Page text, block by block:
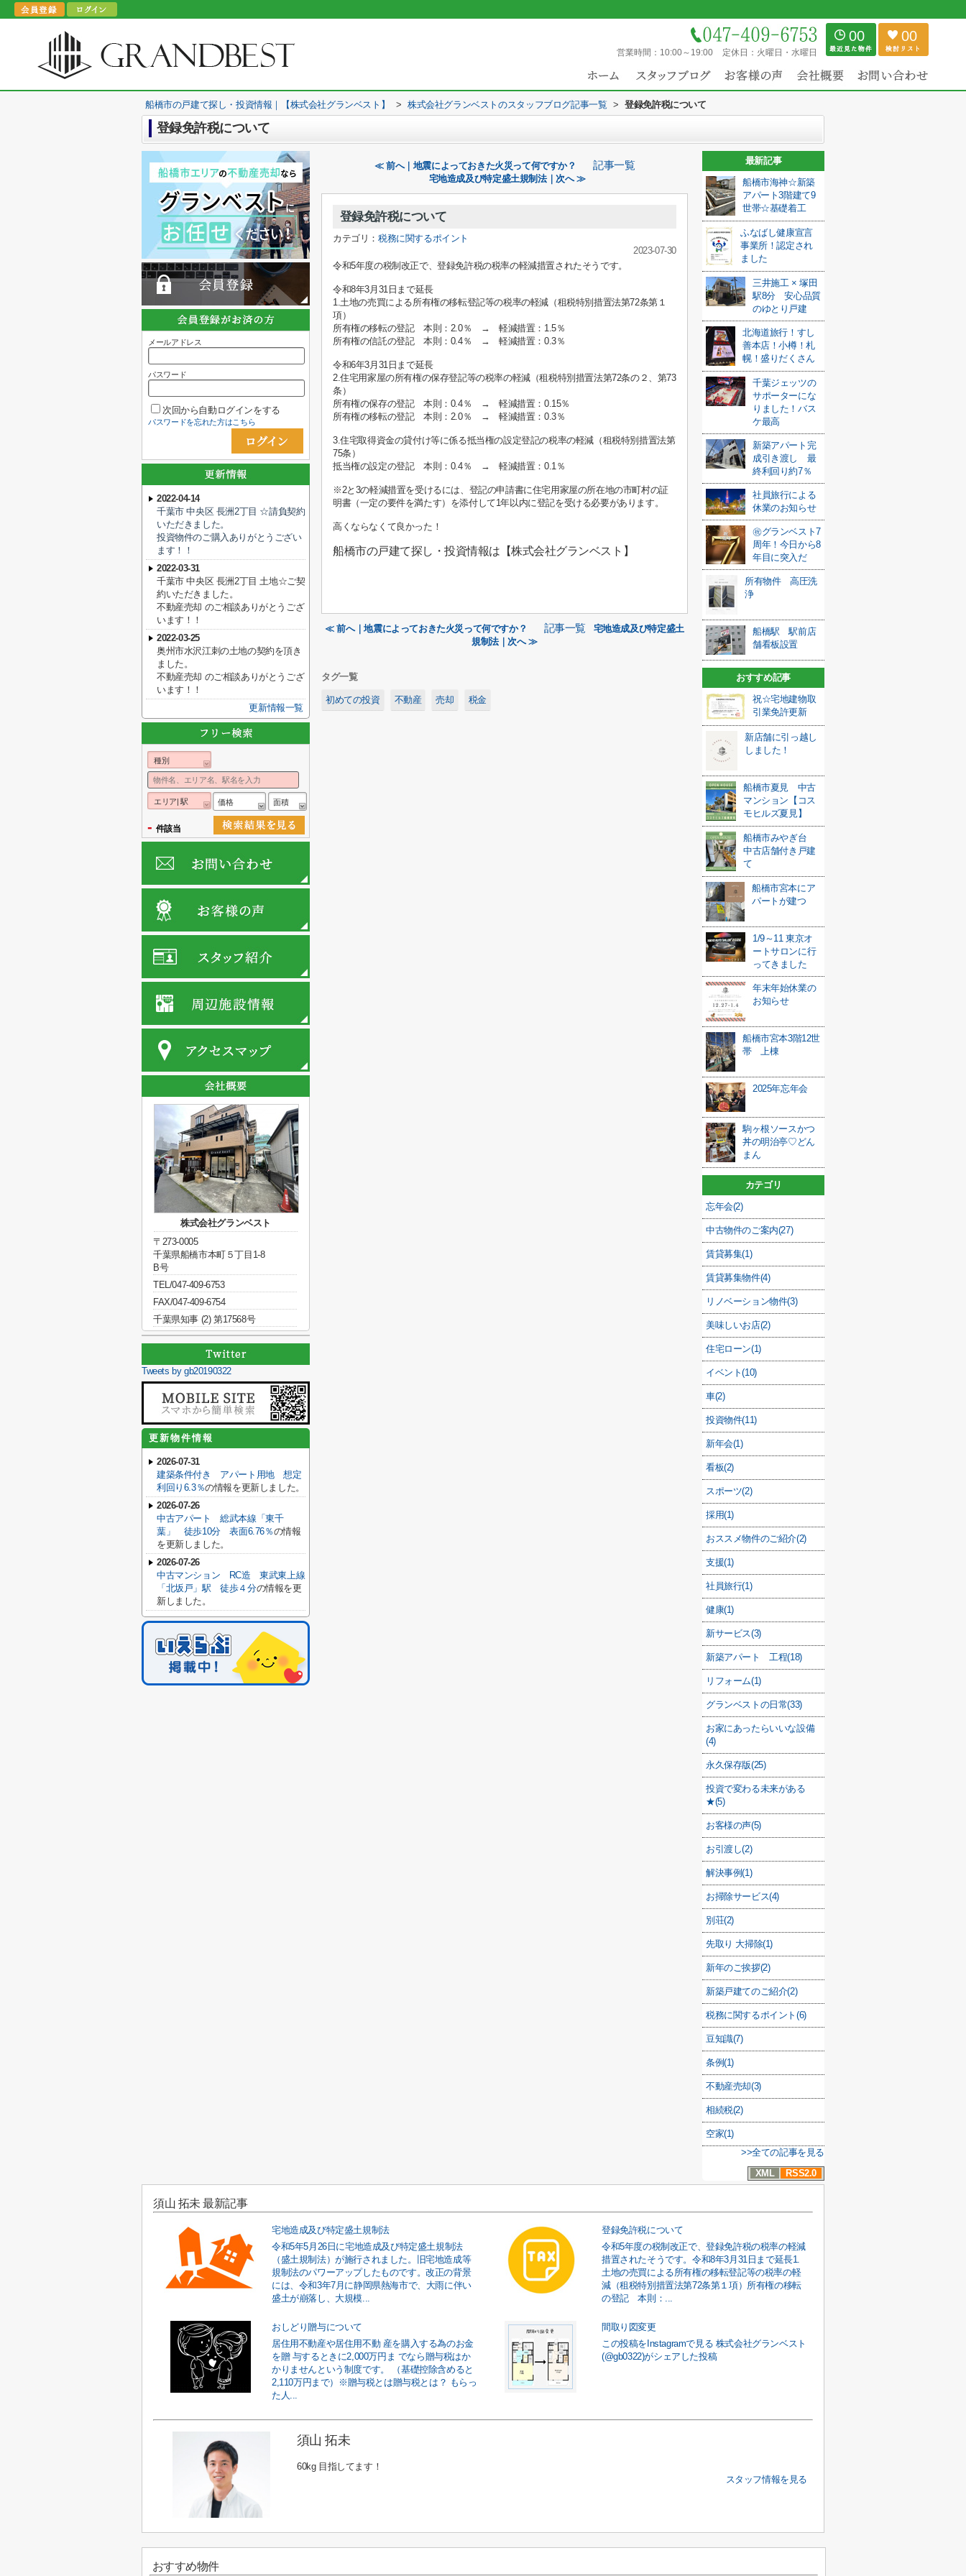
営業時間： 10:00～19:00 定休日： 火曜日・水曜日
00 00
船橋市の戸建て探し・投資情報｜【株式会社グランベスト】 > 株式会社グランベストのスタッフブログ記事一覧 > 登録免許税について
登録免許税について
≪ 前へ｜地震によっておきた火災って何ですか？ 記事一覧
宅地造成及び特定盛土規制法｜次へ ≫
登録免許税について
カテゴリ：税務に関するポイント
2023-07-30
令和5年度の税制改正で、登録免許税の税率の軽減措置されたそうです。
令和8年3月31日まで延長
1.土地の売買による所有権の移転登記等の税率の軽減（租税特別措置法第72条第１
項）
所有権の移転の登記 本則：2.0％ → 軽減措置：1.5％
所有権の信託の登記 本則：0.4％ → 軽減措置：0.3％
令和6年3月31日まで延長
2.住宅用家屋の所有権の保存登記等の税率の軽減（租税特別措置法第72条の２、第73
条）
所有権の保存の登記 本則：0.4％ → 軽減措置：0.15％
所有権の移転の登記 本則：2.0％ → 軽減措置：0.3％
3.住宅取得資金の貸付け等に係る抵当権の設定登記の税率の軽減（租税特別措置法第
75条）
抵当権の設定の登記 本則：0.4％ → 軽減措置：0.1％
※2と3の軽減措置を受けるには、登記の申請書に住宅用家屋の所在地の市町村の証
明書（一定の要件を満たす）を添付して1年以内に登記を受ける必要があります。
高くならなくて良かった！
船橋市の戸建て探し・投資情報は【株式会社グランベスト】
≪ 前へ｜地震によっておきた火災って何ですか？ 記事一覧
宅地造成及び特定盛土
規制法｜次へ ≫
タグ一覧
初めての投資 不動産 売却 税金
最新記事
船橋市海神☆新築
アパート3階建て9
世帯☆基礎着工
ふなばし健康宣言
事業所！認定され
ました
三井施工 × 塚田
駅8分 安心品質
のゆとり戸建
北海道旅行！すし
善本店！小樽！札
幌！盛りだくさん
千葉ジェッツの
サポーターにな
りました！バス
ケ最高
新築アパート完
成引き渡し 最
終利回り約7％
社員旅行による
休業のお知らせ
㊗️グランベスト7
周年！今日から8
年目に突入だ
所有物件 高圧洗
浄
船橋駅 駅前店
舗看板設置
おすすめ記事
祝☆宅地建物取
引業免許更新
新店舗に引っ越し
しました！
船橋市夏見 中古
マンション【コス
モヒルズ夏見】
船橋市みやぎ台
中古店舗付き戸建
て
船橋市宮本にア
パートが建つ
1/9～11 東京オ
ートサロンに行
ってきました
年末年始休業の
お知らせ
船橋市宮本3階12世
帯 上棟
2025年忘年会
駒ヶ根ソースかつ
丼の明治亭♡どん
まん
カテゴリ
忘年会(2)
中古物件のご案内(27)
賃貸募集(1)
賃貸募集物件(4)
リノベーション物件(3)
美味しいお店(2)
住宅ローン(1)
イベント(10)
車(2)
投資物件(11)
新年会(1)
看板(2)
スポーツ(2)
採用(1)
おススメ物件のご紹介(2)
支援(1)
社員旅行(1)
健康(1)
新サービス(3)
新築アパート 工程(18)
リフォーム(1)
グランベストの日常(33)
お家にあったらいいな設備
(4)
永久保存版(25)
投資で変わる未来がある
★(5)
お客様の声(5)
お引渡し(2)
解決事例(1)
お掃除サービス(4)
別荘(2)
先取り 大掃除(1)
新年のご挨拶(2)
新築戸建てのご紹介(2)
税務に関するポイント(6)
豆知識(7)
条例(1)
不動産売却(3)
相続税(2)
空家(1)
>>全ての記事を見る
XML
RSS2.0
メールアドレス
パスワード
次回から自動ログインをする
パスワードを忘れた方はこちら
2022-04-14
千葉市 中央区 長洲2丁目 ☆請負契約
いただきました。
投資物件のご購入ありがとうござい
ます！！
2022-03-31
千葉市 中央区 長洲2丁目 土地☆ご契
約いただきました。
不動産売却 のご相談ありがとうござ
います！！
2022-03-25
奥州市水沢江刺の土地の契約を頂き
ました。
不動産売却 のご相談ありがとうござ
います！！
更新情報一覧
種別
エリア| 駅 価格 面積
- 件該当
株式会社グランベスト
〒273-0005
千葉県船橋市本町５丁目1-8
B号
TEL/047-409-6753
FAX/047-409-6754
千葉県知事 (2) 第17568号
Tweets by gb20190322
更新物件情報
2026-07-31
建築条件付き アパート用地 想定
利回り6.3％の情報を更新しました。
2026-07-26
中古アパート 総武本線「東千
葉」 徒歩10分 表面6.76％の情報
を更新しました。
2026-07-26
中古マンション RC造 東武東上線
「北坂戸」駅 徒歩４分の情報を更
新しました。
須山 拓未 最新記事
宅地造成及び特定盛土規制法
令和5年5月26日に宅地造成及び特定盛土規制法
（盛土規制法）が施行されました。旧宅地造成等
規制法のパワーアップしたものです。改正の背景
には、令和3年7月に静岡県熱海市で、大雨に伴い
盛土が崩落し、大規模...
登録免許税について
令和5年度の税制改正で、登録免許税の税率の軽減
措置されたそうです。令和8年3月31日まで延長1.
土地の売買による所有権の移転登記等の税率の軽
減（租税特別措置法第72条第１項）所有権の移転
の登記 本則：...
おしどり贈与について
居住用不動産や居住用不動 産を購入する為のお金
を贈 与するときに2,000万円ま でなら贈与税はか
かりませんという制度です。 （基礎控除含めると
2,110万円まで）※贈与税とは贈与税とは？ もらっ
た人...
間取り図変更
この投稿をInstagramで見る 株式会社グランベスト
(@gb0322)がシェアした投稿
須山 拓未
60kg 目指してます！
スタッフ情報を見る
おすすめ物件